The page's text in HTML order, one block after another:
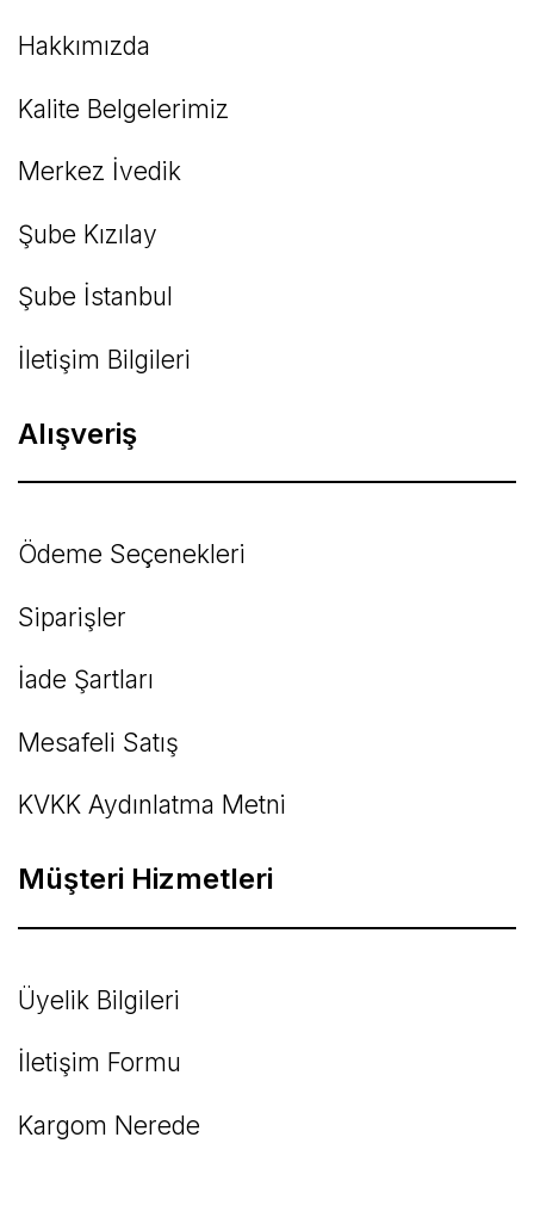
Hakkımızda
Kalite Belgelerimiz
Merkez İvedik
Şube Kızılay
Şube İstanbul
İletişim Bilgileri
Alışveriş
Ödeme Seçenekleri
Siparişler
İade Şartları
Mesafeli Satış
KVKK Aydınlatma Metni
Müşteri Hizmetleri
Üyelik Bilgileri
İletişim Formu
Kargom Nerede